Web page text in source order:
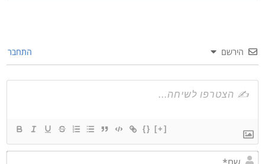
הירשם התחבר
{}
שם*